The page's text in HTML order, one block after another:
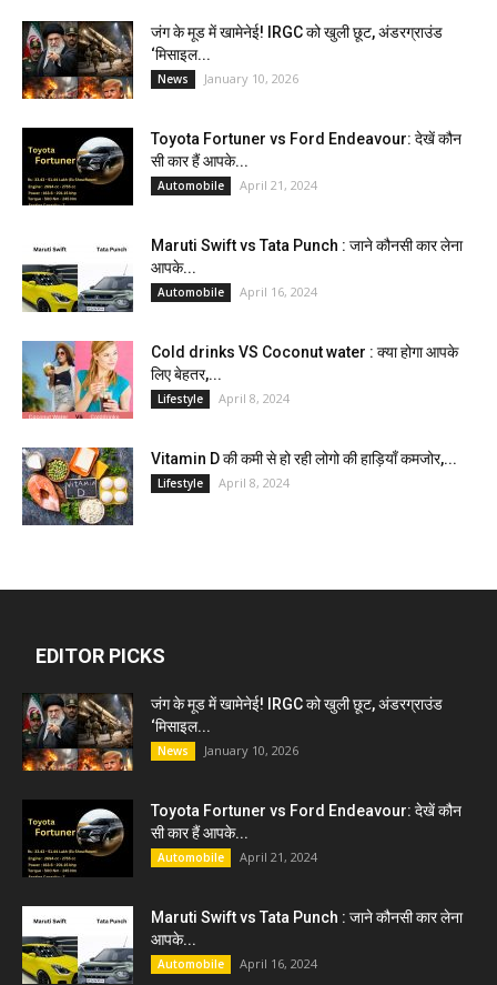
जंग के मूड में खामेनेई! IRGC को खुली छूट, अंडरग्राउंड
‘मिसाइल...
News January 10, 2026
Toyota Fortuner vs Ford Endeavour: देखें कौन
सी कार हैं आपके...
Automobile April 21, 2024
Maruti Swift vs Tata Punch : जाने कौनसी कार लेना
आपके...
Automobile April 16, 2024
Cold drinks VS Coconut water : क्या होगा आपके
लिए बेहतर,...
Lifestyle April 8, 2024
Vitamin D की कमी से हो रही लोगो की हाड़ियाँ कमजोर,...
Lifestyle April 8, 2024
EDITOR PICKS
जंग के मूड में खामेनेई! IRGC को खुली छूट, अंडरग्राउंड
‘मिसाइल...
News January 10, 2026
Toyota Fortuner vs Ford Endeavour: देखें कौन
सी कार हैं आपके...
Automobile April 21, 2024
Maruti Swift vs Tata Punch : जाने कौनसी कार लेना
आपके...
Automobile April 16, 2024